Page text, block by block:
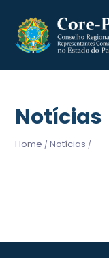
Notícias
Home / Notícias /